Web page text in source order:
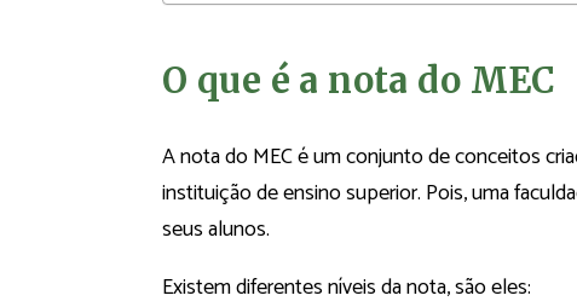
O que é a nota do MEC
A nota do MEC é um conjunto de conceitos
instituição de ensino superior. Pois, uma
seus alunos.
Existem diferentes níveis da nota, são eles: